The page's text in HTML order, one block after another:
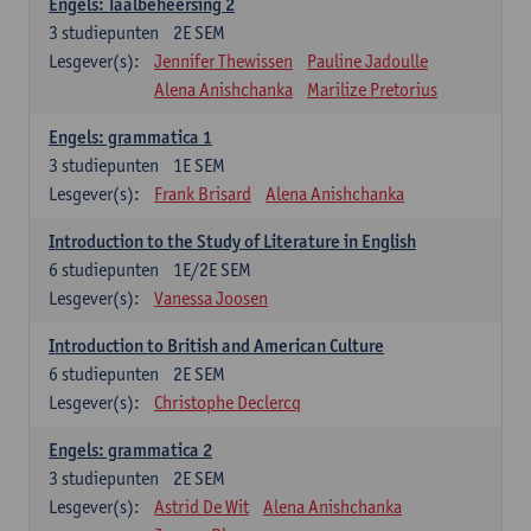
2E SEM
3 studiepunten
Lesgever(s):
Jennifer Thewissen
Pauline Jadoulle
Alena Anishchanka
Marilize Pretorius
Engels: grammatica 1
1E SEM
3 studiepunten
Lesgever(s):
Frank Brisard Alena Anishchanka
Introduction to the Study of Literature in English
1E/2E SEM
6 studiepunten
Lesgever(s):
Vanessa Joosen
Introduction to British and American Culture
2E SEM
6 studiepunten
Lesgever(s):
Christophe Declercq
Engels: grammatica 2
2E SEM
3 studiepunten
Lesgever(s):
Astrid De Wit
Alena Anishchanka